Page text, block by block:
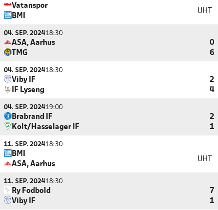
Vatanspor
BMI
UHT
04. SEP. 202418:30
ASA, Aarhus
0
TMG
6
04. SEP. 202418:30
Viby IF
2
IF Lyseng
4
04. SEP. 202419:00
Brabrand IF
2
Kolt/Hasselager IF
1
11. SEP. 202418:30
BMI
ASA, Aarhus
UHT
11. SEP. 202418:30
Ry Fodbold
7
Viby IF
1